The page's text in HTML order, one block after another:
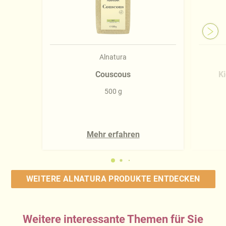
Alnatura
Couscous
500 g
Mehr erfahren
WEITERE ALNATURA PRODUKTE ENTDECKEN
Weitere interessante Themen für Sie